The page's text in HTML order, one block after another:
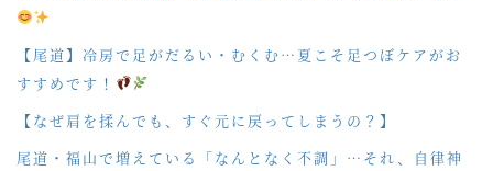
【尾道】冷房で足がだるい・むくむ…夏こそ足つぼケアがお
すすめです！
【なぜ肩を揉んでも、すぐ元に戻ってしまうの？】
尾道・福山で増えている「なんとなく不調」…それ、自律神